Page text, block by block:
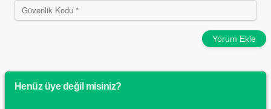
Yorum Ekle
Henüz üye değil misiniz?